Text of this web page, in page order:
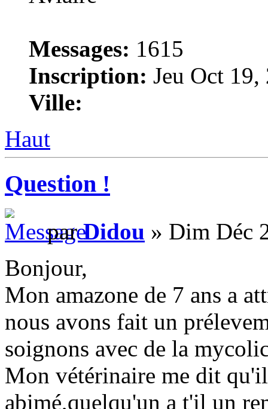
Messages: 1615
Inscription: Jeu Oct
Ville:
Haut
Question !
parDidou » Dim Déc
Bonjour,
Mon amazone de 7 ans a
nous avons fait un
soignons avec de la
Mon vétérinaire me dit
abimé,quelqu'un a t'il un